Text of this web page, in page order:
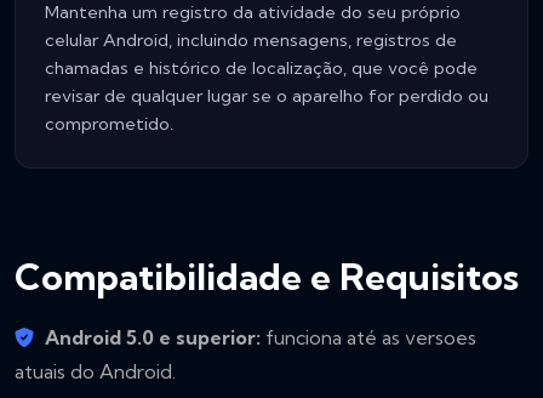
Mantenha um registro da atividade do seu próprio
celular Android, incluindo mensagens, registros de
chamadas e histórico de localização, que você pode
revisar de qualquer lugar se o aparelho for perdido ou
comprometido.
Compatibilidade e Requisitos
Android 5.0 e superior: funciona até as versoes
atuais do Android.